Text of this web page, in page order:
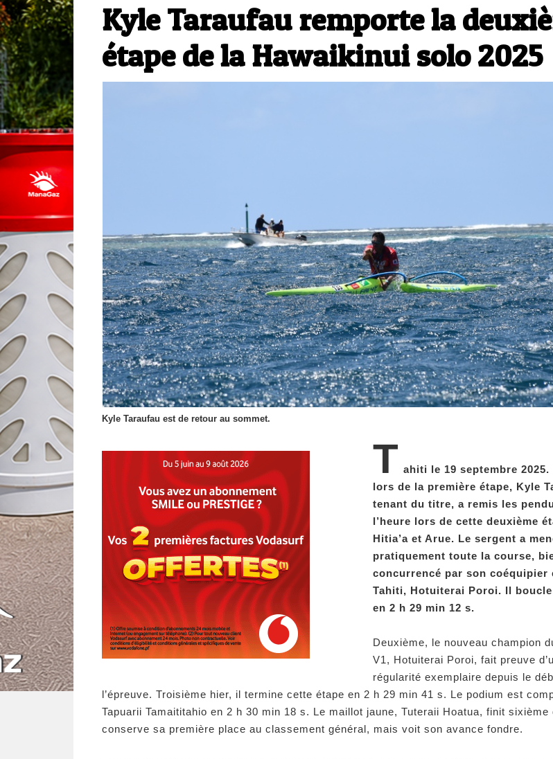
Kyle Taraufau remporte la
étape de la Hawaikinui solo 2025
Kyle Taraufau est de retour au sommet.
T ahiti le 19 septembre 2025.
lors de la première étape, Kyle
tenant du titre, a remis les
l’heure lors de cette deuxième
Hitia’a et Arue. Le sergent a
pratiquement toute la course,
concurrencé par son coéquipier
Tahiti, Hotuiterai Poroi. Il boucle
en 2 h 29 min 12 s.
Deuxième, le nouveau champion
V1, Hotuiterai Poroi, fait preuve
régularité exemplaire depuis le
l’épreuve. Troisième hier, il termine cette étape en 2 h 29 min 41 s. Le podium est
Tapuarii Tamaititahio en 2 h 30 min 18 s. Le maillot jaune, Tuteraii Hoatua, finit sixième
conserve sa première place au classement général, mais voit son avance fondre.